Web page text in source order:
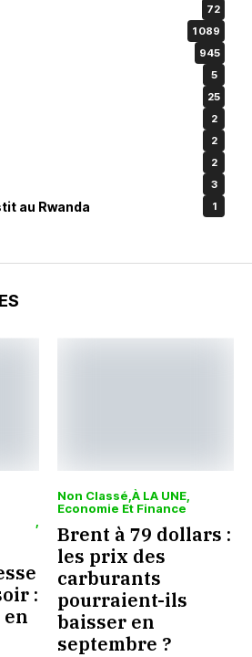
72
1 089
945
5
25
2
2
2
3
au Rwanda 1
:
Non Classé À LA UNE
Economie Et Finance
Brent à 79 dollars :
les prix des
carburants
pourraient-ils
baisser en
septembre ?